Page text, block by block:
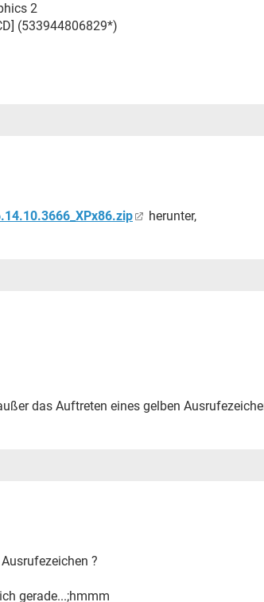
2
(533944806829*)
herunter,
das Auftreten eines gelben
?
gerade...;hmmm